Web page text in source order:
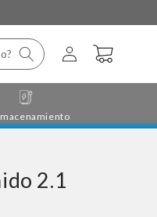
Iniciar
sesión
Carrito
2.1